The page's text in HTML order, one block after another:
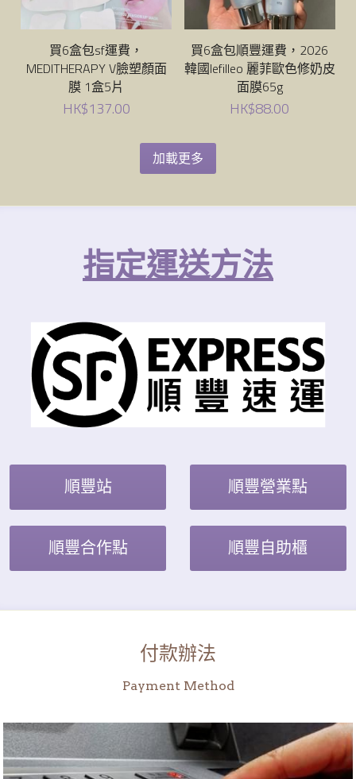
買6盒包sf運費，
MEDITHERAPY V臉塑顏面
膜 1盒5片
HK$137.00
買6盒包順豐運費，2026
韓國lefilleo 麗菲歐色修奶皮
面膜65g
HK$88.00
加載更多
指定運送方法
順豐站 順豐營業點
順豐合作點 順豐自助櫃
付款辦法
Payment Method